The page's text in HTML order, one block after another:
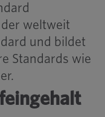
weltweit
und bildet
Standards wie